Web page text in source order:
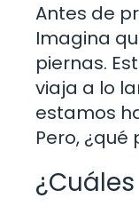
Antes de
Imagina
piernas.
viaja a lo
estamos
Pero,